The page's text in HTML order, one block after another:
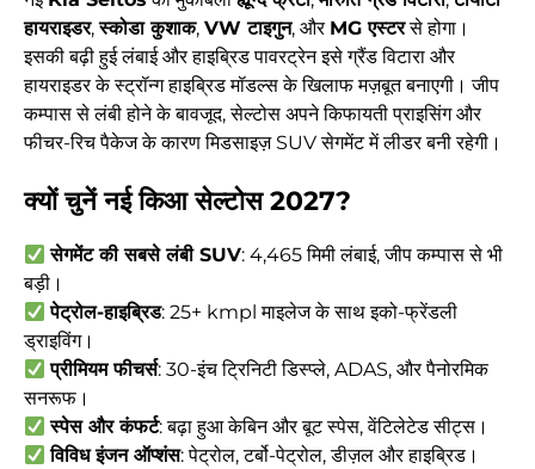
हायराइडर,स्कोडा कुशाक, VW टाइगुन, और MG एस्टरसे होगा।
इसकी बढ़ी हुई लंबाई और हाइब्रिड पावरट्रेन इसे ग्रैंड विटारा और
हायराइडर के स्ट्रॉन्ग हाइब्रिड मॉडल्स के खिलाफ मज़बूत बनाएगी। जीप
कम्पास से लंबी होने के बावजूद, सेल्टोस अपने किफायती प्राइसिंग और
फीचर-रिच पैकेज के कारण मिडसाइज़ SUV सेगमेंट में लीडर बनी रहेगी।
क्यों चुनें नई किआ सेल्टोस 2027?
सेगमेंट की सबसे लंबी SUV: 4,465 मिमी लंबाई, जीप कम्पास से भी
बड़ी।
पेट्रोल-हाइब्रिड: 25+ kmpl माइलेज के साथ इको-फ्रेंडली
ड्राइविंग।
प्रीमियम फीचर्स: 30-इंच ट्रिनिटी डिस्प्ले, ADAS, और पैनोरमिक
सनरूफ।
स्पेस और कंफर्ट: बढ़ा हुआ केबिन और बूट स्पेस, वेंटिलेटेड सीट्स।
विविध इंजन ऑप्शंस: पेट्रोल, टर्बो-पेट्रोल, डीज़ल और हाइब्रिड।